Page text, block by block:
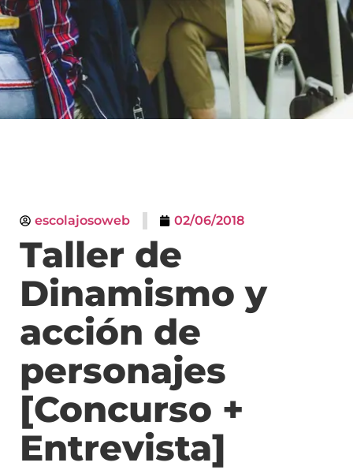
escolajosoweb 02/06/2018
Taller de
Dinamismo y
acción de
personajes
[Concurso +
Entrevista]